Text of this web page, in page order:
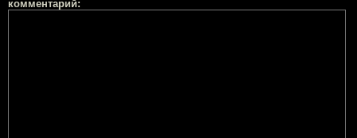
комментарий: